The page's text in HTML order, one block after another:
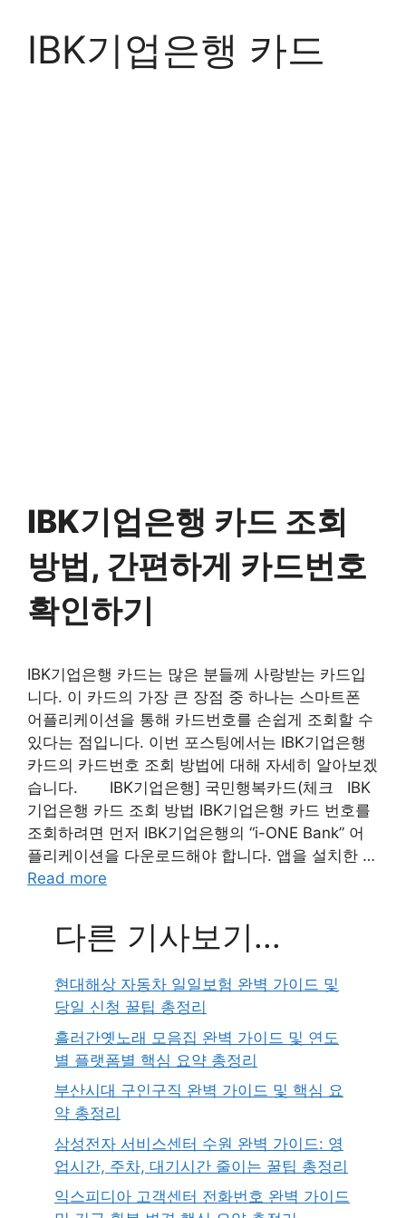
contentIBK기업은행 카드
IBK기업은행 카드 조회
방법, 간편하게 카드번호
확인하기
IBK기업은행 카드는 많은 분들께 사랑받는 카드입
니다. 이 카드의 가장 큰 장점 중 하나는 스마트폰
어플리케이션을 통해 카드번호를 손쉽게 조회할 수
있다는 점입니다. 이번 포스팅에서는 IBK기업은행
카드의 카드번호 조회 방법에 대해 자세히 알아보겠
습니다. IBK기업은행] 국민행복카드(체크 IBK
기업은행 카드 조회 방법 IBK기업은행 카드 번호를
조회하려면 먼저 IBK기업은행의 “i-ONE Bank” 어
플리케이션을 다운로드해야 합니다. 앱을 설치한 …
Read more
다른 기사보기...
현대해상 자동차 일일보험 완벽 가이드 및
당일 신청 꿀팁 총정리
흘러간옛노래 모음집 완벽 가이드 및 연도
별 플랫폼별 핵심 요약 총정리
부산시대 구인구직 완벽 가이드 및 핵심 요
약 총정리
삼성전자 서비스센터 수원 완벽 가이드: 영
업시간, 주차, 대기시간 줄이는 꿀팁 총정리
익스피디아 고객센터 전화번호 완벽 가이드